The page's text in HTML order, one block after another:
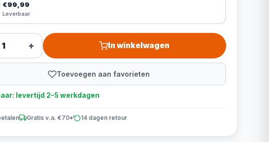
€99,99
Leverbaar
+ In winkelwagen
Toevoegen aan favorieten
levertijd 2-5 werkdagen
Gratis v.a. €70* 14 dagen retour